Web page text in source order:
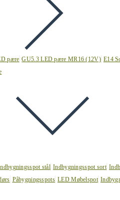
pære GU5.3 LED pære MR16 (12V) E14
stål Indbygningsspot sort
Påbygningsspots LED Møbelspot